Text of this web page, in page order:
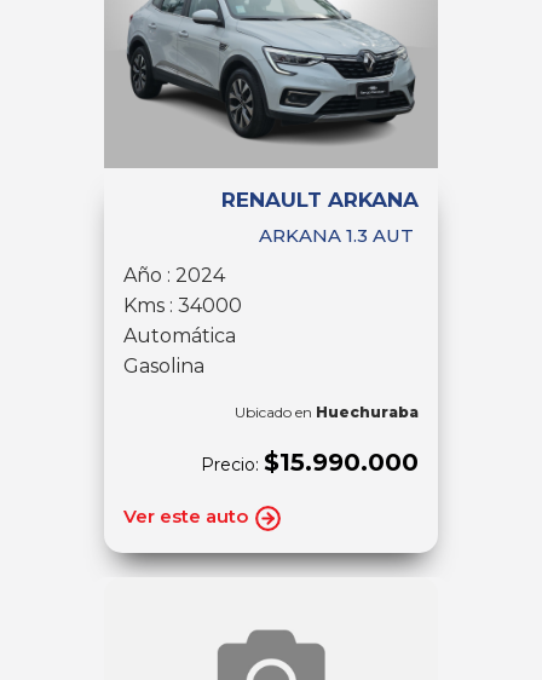
RENAULT ARKANA
ARKANA 1.3 AUT
Año : 2024
Kms : 34000
Automática
Gasolina
Ubicado en Huechuraba
Precio: $15.990.000
Ver este auto